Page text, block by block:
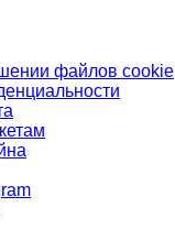
файлов cookie